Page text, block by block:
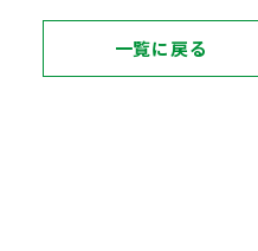
一覧に戻る